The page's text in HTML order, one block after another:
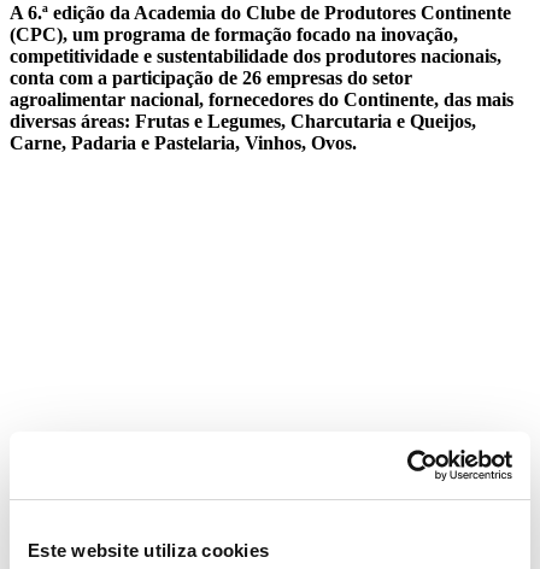
Este website utiliza cookies
A 6.ª edição da Academia do Clube de Produtores Continente
(CPC), um programa de formação focado na inovação,
competitividade e sustentabilidade dos produtores nacionais,
conta com a participação de 26 empresas do setor
agroalimentar nacional, fornecedores do Continente, das mais
diversas áreas: Frutas e Legumes, Charcutaria e Queijos,
Carne, Padaria e Pastelaria, Vinhos, Ovos.